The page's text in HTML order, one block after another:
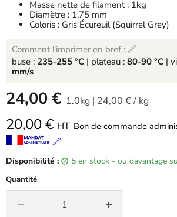
Masse nette de filament : 1kg
Diamètre : 1.75 mm
Coloris : Gris Écureuil (Squirrel Grey)
Comment l'imprimer en bref : 🔗
buse : 235-255 °C | plateau : 80-90 °C |
mm/s
-
24,00 € 1.0kg| 24,00 €/ kg
20,00 € HT Bon de commande
🔗
Disponibilité : 5 en stock - ou davantage
Quantité